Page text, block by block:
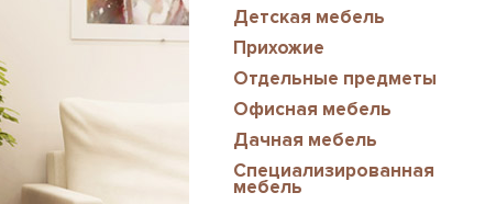
Детская мебель
Прихожие
Отдельные предметы
Офисная мебель
Дачная мебель
Специализированная
мебель